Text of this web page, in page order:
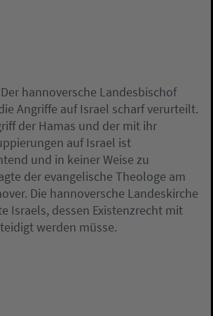
hannoversche Landesbischof
Angriffe auf Israel scharf verurteilt.
der Hamas und der mit ihr
auf Israel ist
und in keiner Weise zu
der evangelische Theologe am
Die hannoversche Landeskirche
Israels, dessen Existenzrecht mit
werden müsse.